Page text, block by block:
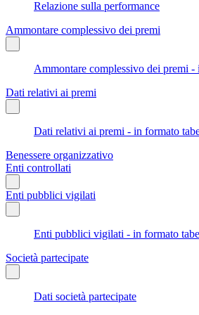
Relazione sulla performance
Ammontare complessivo dei premi
Ammontare complessivo dei premi -
Dati relativi ai premi
Dati relativi ai premi - in formato
Benessere organizzativo
Enti controllati
Enti pubblici vigilati
Enti pubblici vigilati - in formato
Società partecipate
Dati società partecipate